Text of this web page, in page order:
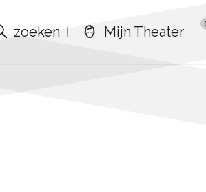
zoeken Mijn Theater